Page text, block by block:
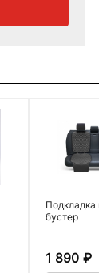
Подкладка
бустер
1 890 ₽